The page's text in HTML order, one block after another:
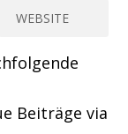
Beiträge via